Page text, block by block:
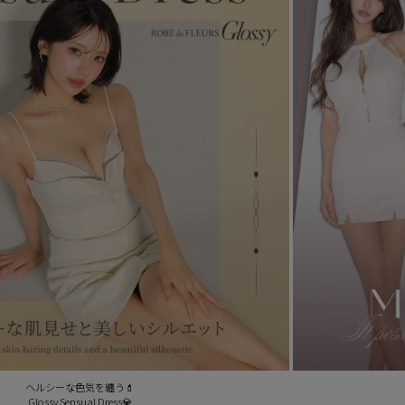
ヘルシーな色気を纏う💄
Glossy Sensual Dress💎